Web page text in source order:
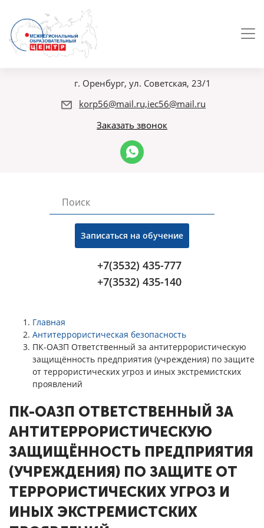
г. Оренбург, ул. Советская, 23/1
korp56@mail.ru,iec56@mail.ru
Заказать звонок
Записаться на обучение
+7(3532) 435-777
+7(3532) 435-140
Главная
Антитеррористическая безопасность
ПК-ОАЗП Ответственный за антитеррористическую
защищённость предприятия (учреждения) по защите
от террористических угроз и иных экстремистских
проявлений
ПК-ОАЗП ОТВЕТСТВЕННЫЙ ЗА
АНТИТЕРРОРИСТИЧЕСКУЮ
ЗАЩИЩЁННОСТЬ ПРЕДПРИЯТИЯ
(УЧРЕЖДЕНИЯ) ПО ЗАЩИТЕ ОТ
ТЕРРОРИСТИЧЕСКИХ УГРОЗ И
ИНЫХ ЭКСТРЕМИСТСКИХ